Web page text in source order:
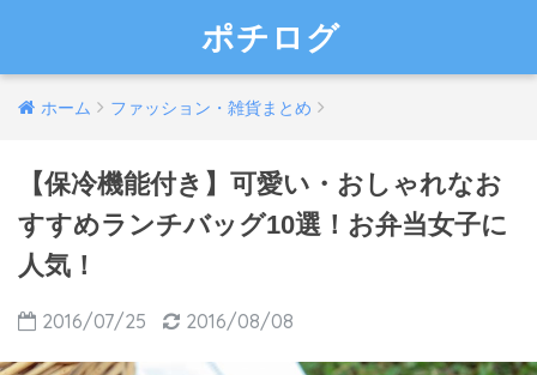
ポチログ
ホーム ファッション・雑貨まとめ
【保冷機能付き】可愛い・おしゃれなお
すすめランチバッグ10選！お弁当女子に
人気！
2016/07/25 2016/08/08